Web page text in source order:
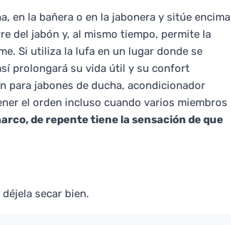
en la bañera o en la jabonera y sitúe encima
del jabón y, al mismo tiempo, permite la
Si utiliza la lufa en un lugar donde se
prolongará su vida útil y su confort
para jabones de ducha, acondicionador
el orden incluso cuando varios miembros
de repente tiene la sensación de que
secar bien.